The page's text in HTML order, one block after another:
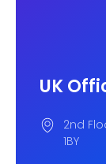
UK
2nd
1BY